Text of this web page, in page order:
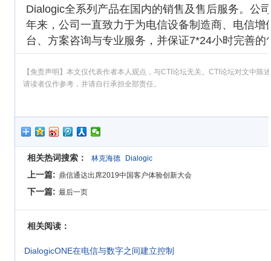
Dialogic全系列产品在国内的销售及售后服务。公
年来，公司一直致力于为电信设备制造商、电信
台、方案咨询与专业服务，并保证7*24小时完善
【免责声明】本文仅代表作者本人观点，与CTI论坛无关。CTI论坛对文中
请读者仅作参考，并请自行承担全部责任。
相关热词搜索： 林克海德 Dialogic
上一篇: 鼎信通达出席2019中国客户体验创新大会
下一篇: 最后一页
相关阅读：
·DialogicONE在电信与数字之间建立控制